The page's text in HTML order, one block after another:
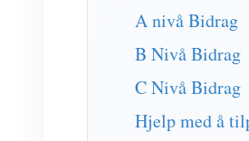
A nivå Bidrag
B Nivå Bidrag
C Nivå Bidrag
Hjelp med å